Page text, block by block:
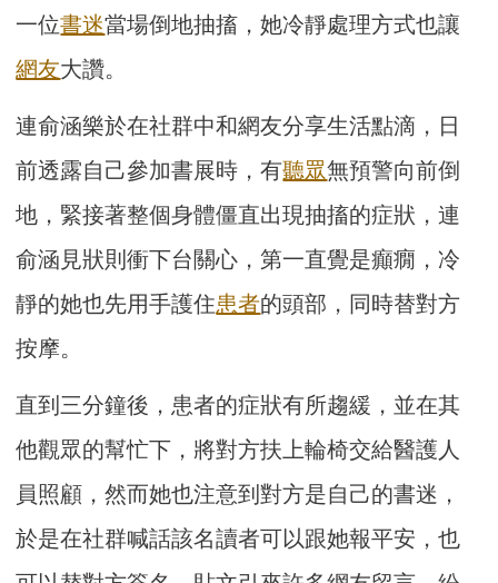
一位書迷當場倒地抽搐，她冷靜處理方式也讓
網友大讚。
連俞涵樂於在社群中和網友分享生活點滴，日
前透露自己參加書展時，有聽眾無預警向前倒
地，緊接著整個身體僵直出現抽搐的症狀，連
俞涵見狀則衝下台關心，第一直覺是癲癇，冷
靜的她也先用手護住患者的頭部，同時替對方
按摩。
直到三分鐘後，患者的症狀有所趨緩，並在其
他觀眾的幫忙下，將對方扶上輪椅交給醫護人
員照顧，然而她也注意到對方是自己的書迷，
於是在社群喊話該名讀者可以跟她報平安，也